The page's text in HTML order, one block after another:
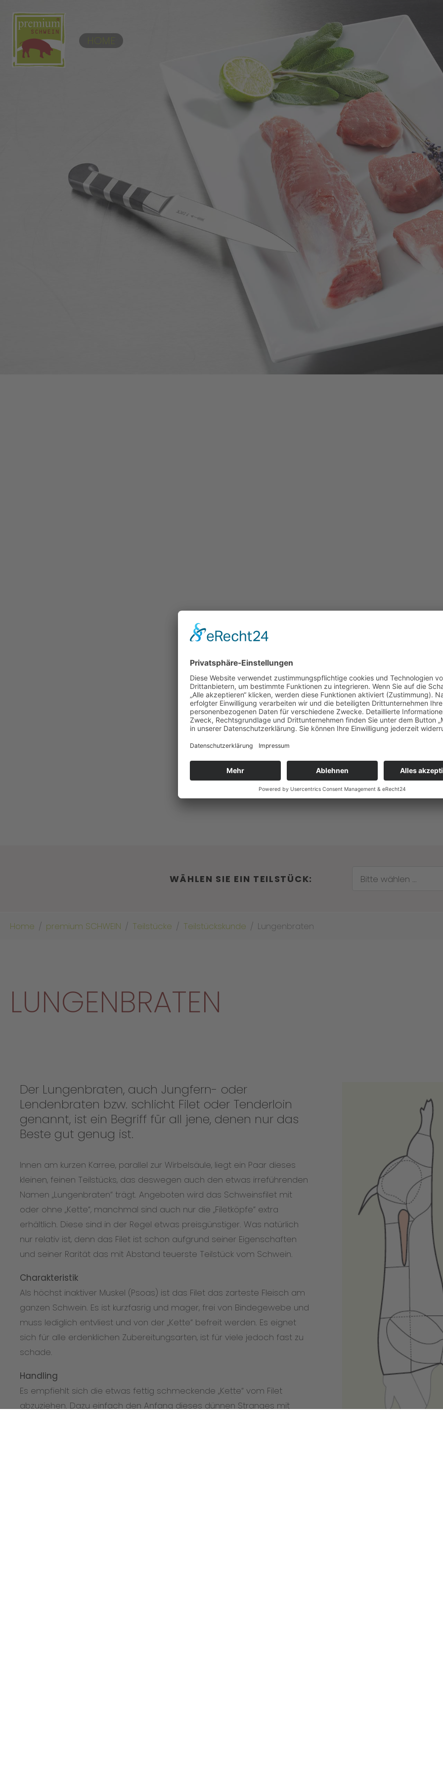
HOME
WÄHLEN SIE EIN TEILSTÜCK: Bitte wählen ...
Sie sind hier:
Home premium SCHWEIN Teilstücke Teilstückskunde Lungenbraten
LUNGENBRATEN
Der Lungenbraten, auch Jungfern- oder
Lendenbraten bzw. schlicht Filet oder Tenderloin
genannt, ist ein Begriff für all jene, denen nur das
Beste gut genug ist.
Innen am kurzen Karree, parallel zur Wirbelsäule, liegt ein Paar dieses
kleinen, feinen Teilstücks, das deswegen auch den etwas irreführenden
Namen „Lungenbraten“ trägt. Angeboten wird das Schweinsfilet mit
oder ohne „Kette“, manchmal sind auch nur die „Filetköpfe“ extra
erhältlich. Diese sind in der Regel etwas preisgünstiger. Was natürlich
nur relativ ist, denn das Filet ist schon aufgrund seiner Eigenschaften
und seiner Rarität das mit Abstand teuerste Teilstück vom Schwein.
Charakteristik
Als höchst inaktiver Muskel (Psoas) ist das Filet das zarteste Fleisch am
ganzen Schwein. Es ist kurzfasrig und mager, frei von Bindegewebe und
muss lediglich entvliest und von der „Kette“ befreit werden. Es eignet
sich für alle erdenklichen Zubereitungsarten, ist für viele jedoch fast zu
schade.
Handling
Es empfiehlt sich die etwas fettig schmeckende „Kette“ vom Filet
abzuziehen. Dazu einfach den Anfang dieses dünnen Stranges mit